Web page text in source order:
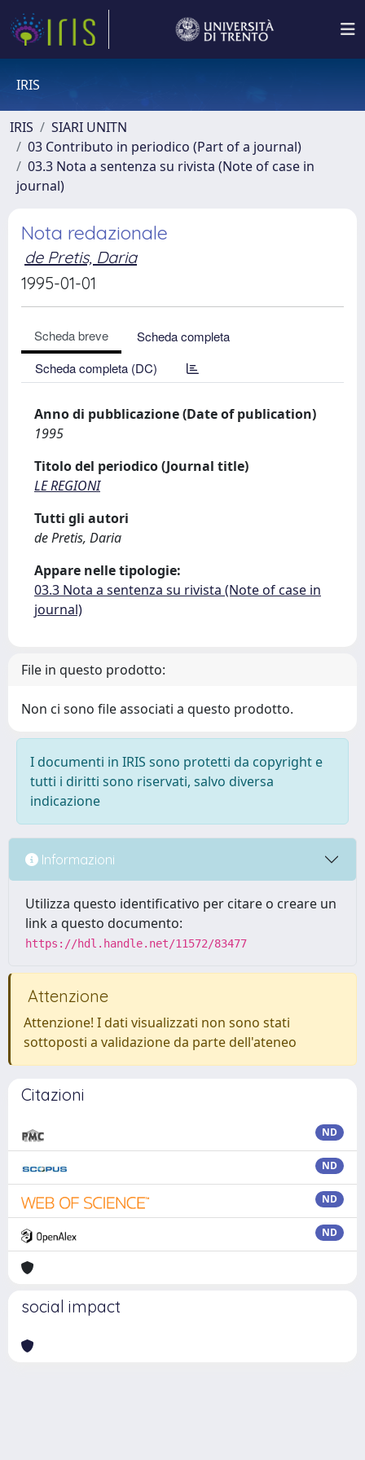
IRIS
IRIS
SIARI UNITN
03 Contributo in periodico (Part of a journal)
03.3 Nota a sentenza su rivista (Note of case in
journal)
Nota redazionale
de Pretis, Daria
1995-01-01
Scheda breve
Scheda completa
Scheda completa (DC)
Anno di pubblicazione (Date of publication)
1995
Titolo del periodico (Journal title)
LE REGIONI
Tutti gli autori
de Pretis, Daria
Appare nelle tipologie:
03.3 Nota a sentenza su rivista (Note of case in
journal)
File in questo prodotto:
Non ci sono file associati a questo prodotto.
I documenti in IRIS sono protetti da copyright e
tutti i diritti sono riservati, salvo diversa
indicazione
Informazioni
Utilizza questo identificativo per citare o creare un
link a questo documento:
https://hdl.handle.net/11572/83477
Attenzione
Attenzione! I dati visualizzati non sono stati
sottoposti a validazione da parte dell'ateneo
Citazioni
ND
ND
ND
ND
social impact